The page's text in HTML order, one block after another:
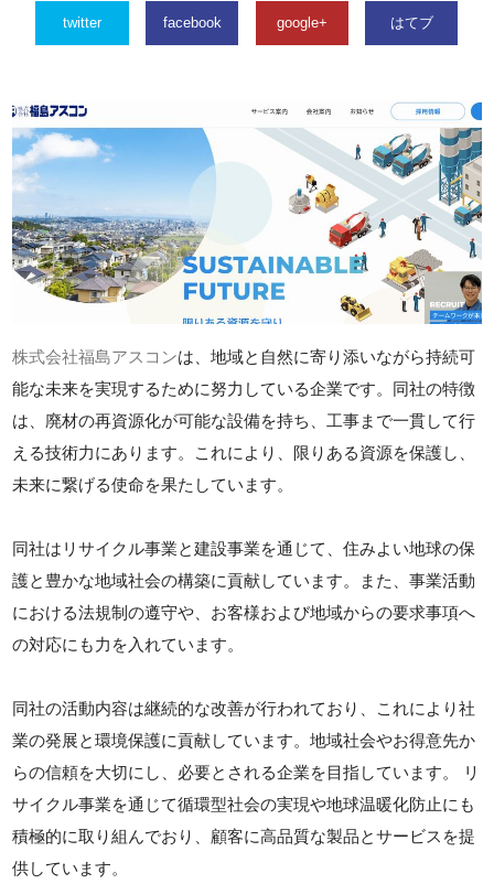
twitter facebook google+ はてブ
株式会社福島アスコンは、地域と自然に寄り添いながら持続可
能な未来を実現するために努力している企業です。同社の特徴
は、廃材の再資源化が可能な設備を持ち、工事まで一貫して行
える技術力にあります。これにより、限りある資源を保護し、
未来に繋げる使命を果たしています。
同社はリサイクル事業と建設事業を通じて、住みよい地球の保
護と豊かな地域社会の構築に貢献しています。また、事業活動
における法規制の遵守や、お客様および地域からの要求事項へ
の対応にも力を入れています。
同社の活動内容は継続的な改善が行われており、これにより社
業の発展と環境保護に貢献しています。地域社会やお得意先か
らの信頼を大切にし、必要とされる企業を目指しています。 リ
サイクル事業を通じて循環型社会の実現や地球温暖化防止にも
積極的に取り組んでおり、顧客に高品質な製品とサービスを提
供しています。